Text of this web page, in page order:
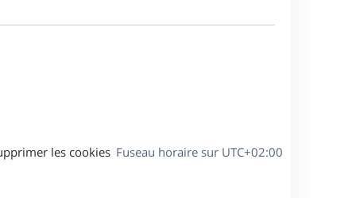
g
Fuseau horaire sur UTC+02:00
les cookies